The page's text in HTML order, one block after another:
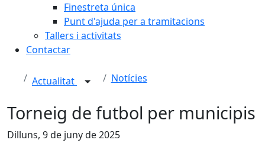
Finestreta única
Punt d'ajuda per a tramitacions
Tallers i activitats
Contactar
Actualitat Notícies
Torneig de futbol per municipis
Dilluns, 9 de juny de 2025